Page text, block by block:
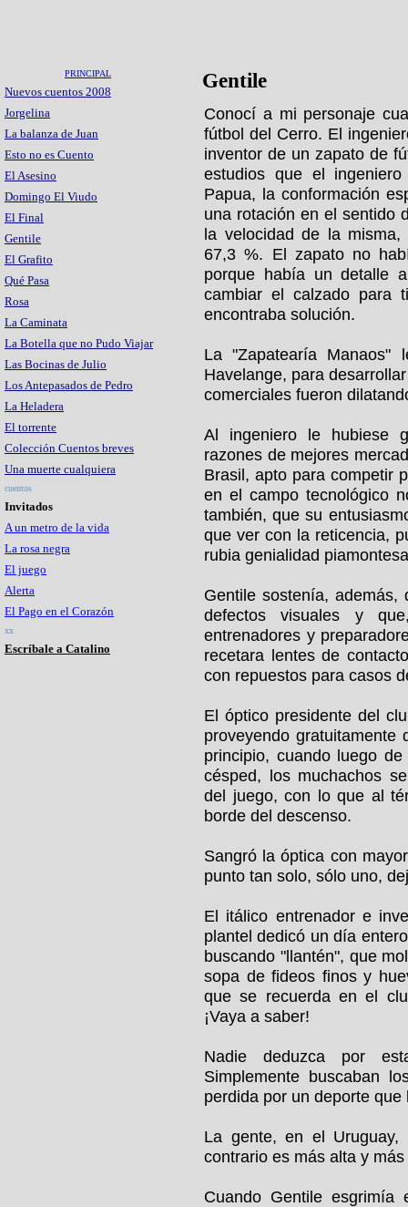
PRINCIPAL
Nuevos cuentos 2008
Jorgelina
La balanza de Juan
Esto no es Cuento
El Asesino
Domingo El Viudo
El Final
Gentile
El Grafito
Qué Pasa
Rosa
La Caminata
La Botella que no Pudo Viajar
Las Bocinas de Julio
Los Antepasados de Pedro
La Heladera
El torrente
Colección Cuentos breves
Una muerte cualquiera
cuentos
Invitados
A un metro de la vida
La rosa negra
El juego
Alerta
El Pago en el Corazón
xx
Escríbale a Catalino
Gentile
Conocí a mi personaje
fútbol del Cerro. El
inventor de un zapato de
estudios que el
Papua, la conformación
una rotación en el sentido
la velocidad de la
67,3 %. El zapato no
porque había un detalle
cambiar el calzado para
encontraba solución.
La "Zapatearía
Havelange, para
comerciales fueron
Al ingeniero le hubiese
razones de mejores
Brasil, apto para competir
en el campo tecnológico
también, que su
que ver con la reticencia,
rubia genialidad
Gentile sostenía,
defectos visuales y
entrenadores y
recetara lentes de
con repuestos para casos
El óptico presidente del
proveyendo
principio, cuando luego
césped, los muchachos
del juego, con lo que al
borde del descenso.
Sangró la óptica con
punto tan solo, sólo uno,
El itálico entrenador e
plantel dedicó un día
buscando "llantén", que
sopa de fideos finos y
que se recuerda en el
¡Vaya a saber!
Nadie deduzca por
Simplemente buscaban
perdida por un deporte
La gente, en el
contrario es más alta y
Cuando Gentile esgrimía